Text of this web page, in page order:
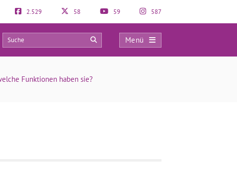
2.529 58 59 587
Menü
0
Funktionen haben sie?